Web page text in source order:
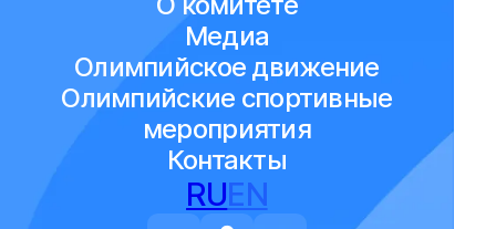
Медиа
Олимпийское движение
Олимпийские спортивные
мероприятия
Контакты
RUEN